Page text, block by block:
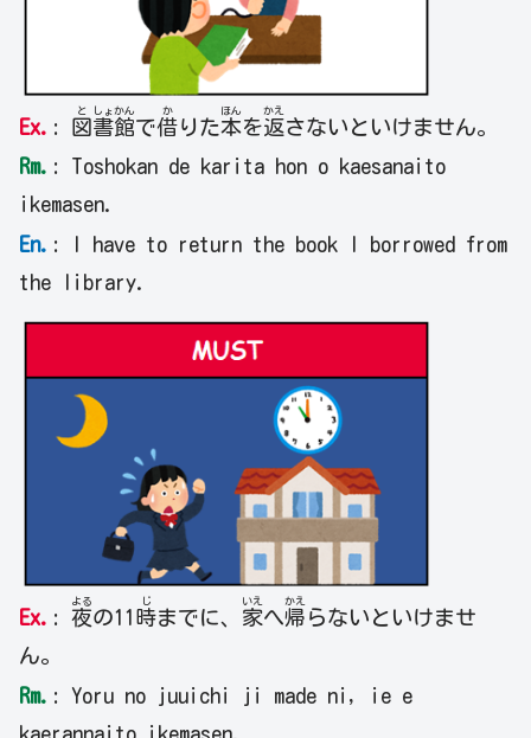
Ex. : 図
と
書
しょ
館
かん
で借
か
りた本
ほん
を返
かえ
さないといけません。
Rm. : Toshokan de karita hon o kaesanaito
ikemasen.
En. : I have to return the book I borrowed from
the library.
Ex. : 夜
よる
の11 時
じ
までに、 家
いえ
へ帰
かえ
らないといけませ
ん。
Rm. : Yoru no juuichi ji made ni, ie e
kaerannaito ikemasen.